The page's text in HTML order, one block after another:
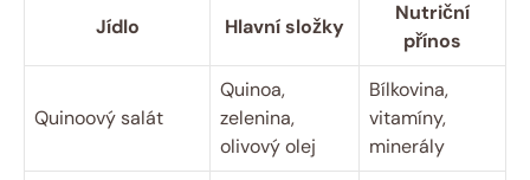
Jídlo Hlavní složky
Nutriční
přínos
Quinoový salát
Quinoa,
zelenina,
olivový olej
Bílkovina,
vitamíny,
minerály